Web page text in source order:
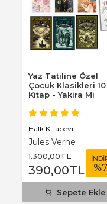
Yaz Tatiline Özel
Çocuk Klasikleri 10
Kitap - Yakira Mi
Halk Kitabevi
Jules Verne
1.300,00TL
390,00TL %
Sepete Ekle